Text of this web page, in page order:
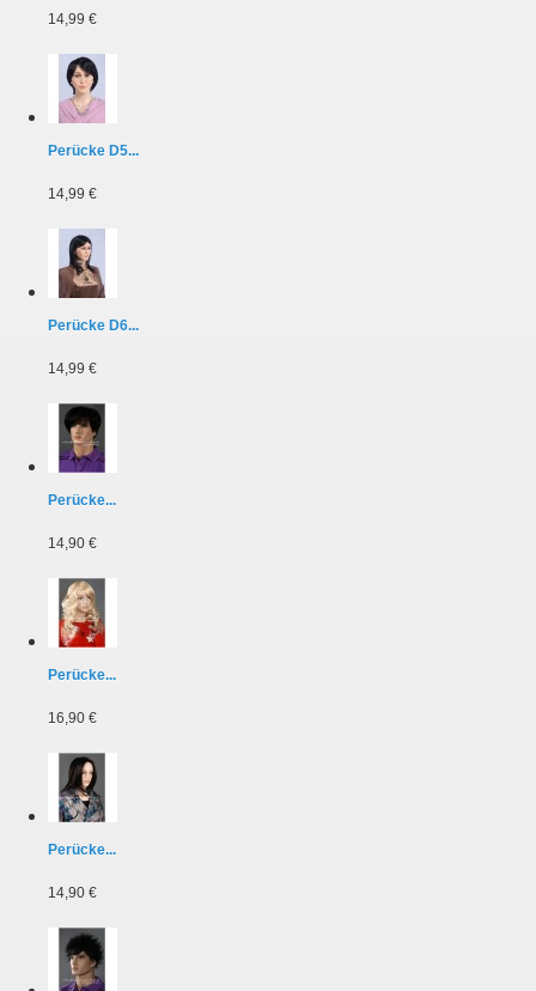
14,99 €
Perücke D5...
14,99 €
Perücke D6...
14,99 €
Perücke...
14,90 €
Perücke...
16,90 €
Perücke...
14,90 €